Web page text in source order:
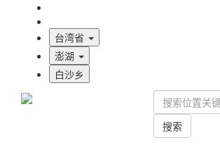
台湾省
澎湖
白沙乡
搜索